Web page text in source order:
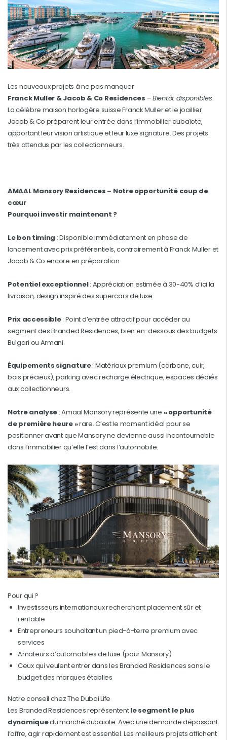
Les nouveaux projets à ne pas manquer
Franck Muller & Jacob & Co Residences –Bientôt disponibles
La célèbre maison horlogère suisse Franck Muller et le joaillier
Jacob & Co préparent leur entrée dans l’immobilier dubaïote,
apportant leur vision artistique et leur luxe signature. Des projets
très attendus par les collectionneurs.
AMAAL Mansory Residences – Notre opportunité coup de
cœur
Pourquoi investir maintenant ?
Le bon timing : Disponible immédiatement en phase de
lancement avec prix préférentiels, contrairement à Franck Muller et
Jacob & Co encore en préparation.
Potentiel exceptionnel: Appréciation estimée à 30-40% d’ici la
livraison, design inspiré des supercars de luxe.
Prix accessible: Point d’entrée attractif pour accéder au
segment des Branded Residences, bien en-dessous des budgets
Bulgari ou Armani.
Équipements signature: Matériaux premium (carbone, cuir,
bois précieux), parking avec recharge électrique, espaces dédiés
aux collectionneurs.
Notre analyse : Amaal Mansory représente une « opportunité
de première heure »rare. C’est le moment idéal pour se
positionner avant que Mansory ne devienne aussi incontournable
dans l’immobilier qu’elle l’est dans l’automobile.
Pour qui ?
Investisseurs internationaux recherchant placement sûr et
rentable
Entrepreneurs souhaitant un pied-à-terre premium avec
services
Amateurs d’automobiles de luxe (pour Mansory)
Ceux qui veulent entrer dans les Branded Residences sans le
budget des marques établies
Notre conseil chez The Dubai Life
Les Branded Residences représententle segment le plus
dynamiquedu marché dubaïote. Avec une demande dépassant
l’offre, agir rapidement est essentiel. Les meilleurs projets affichent